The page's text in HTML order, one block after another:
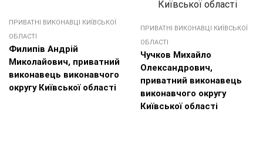
ПРИВАТНІ ВИКОНАВЦІ КИЇВСЬКОЇ
ОБЛАСТІ
Филипів Андрій
Миколайович, приватний
виконавець виконавчого
округу Київської області
ПРИВАТНІ ВИКОНАВЦІ КИЇВСЬКОЇ
ОБЛАСТІ
Чучков Михайло
Олександрович,
приватний виконавець
виконавчого округу
Київської області